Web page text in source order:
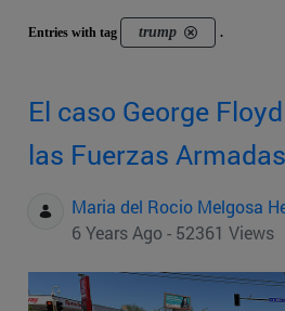
Entries with tag trump .
El caso George
las Fuerzas Armadas
Maria del Rocio Melgosa
6 Years Ago - 52361 Views